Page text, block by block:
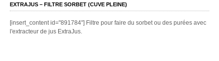
EXTRAJUS – FILTRE SORBET (CUVE PLEINE)
[insert_content id="891784"] Filtre pour faire du sorbet ou des purées avec
l'extracteur de jus ExtraJus.